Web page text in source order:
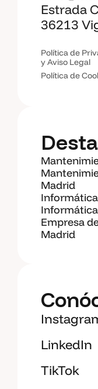
Estrada
36213
Política de
y Aviso Legal
Política de
Madrid
Empresa
Madrid
LinkedIn
TikTok